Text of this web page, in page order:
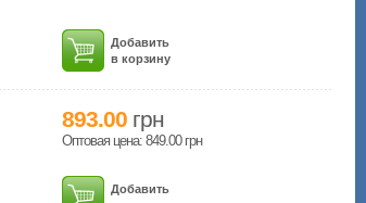
Добавить
в корзину
893.00 грн
Оптовая цена: 849.00 грн
Добавить